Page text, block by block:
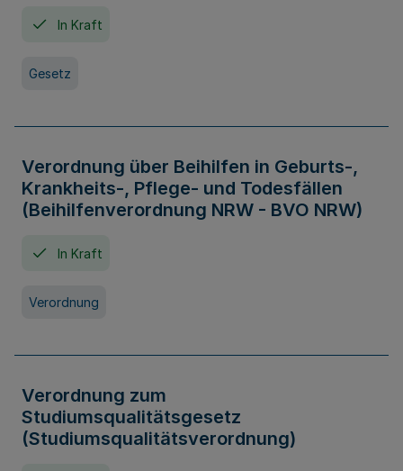
In Kraft
Gesetz
Verordnung über Beihilfen in Geburts-,
Krankheits-, Pflege- und Todesfällen
(Beihilfenverordnung NRW - BVO NRW)
In Kraft
Verordnung
Verordnung zum
Studiumsqualitätsgesetz
(Studiumsqualitätsverordnung)